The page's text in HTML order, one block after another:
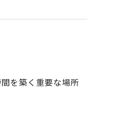
を築く重要な場所